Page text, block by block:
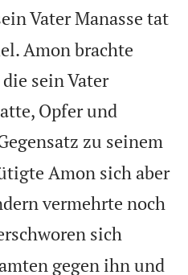
Vater Manasse tat
Amon brachte
sein Vater
Opfer und
zu seinem
Amon sich aber
vermehrte noch
sich
gegen ihn und